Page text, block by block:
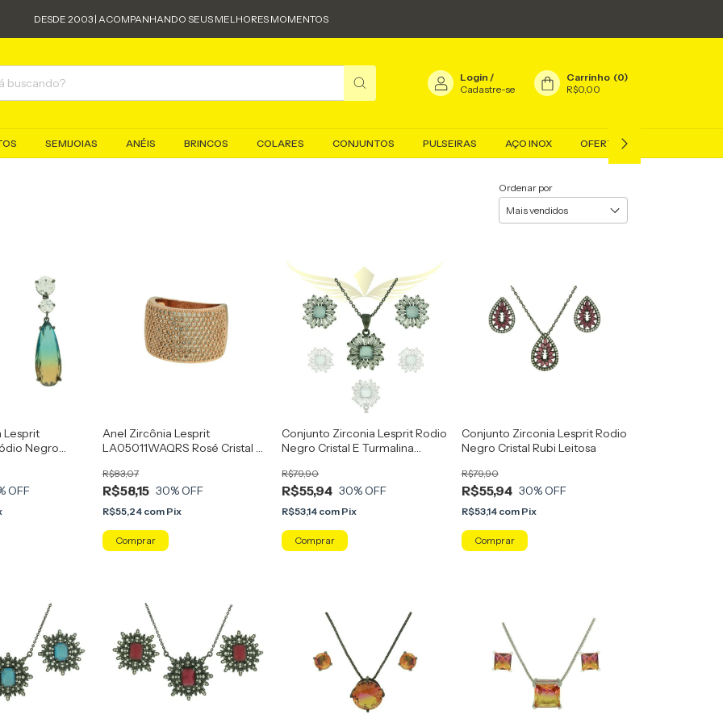
DESDE 2003 | ACOMPANHANDO SEUS MELHORES MOMENTOS
Login /
Cadastre-se
Carrinho (0)
R$0,00
SEMIJOIAS ANÉIS BRINCOS COLARES CONJUNTOS PULSEIRAS AÇO INOX OFERTAS
Ordenar por
Lesprit
Negro
OFF
Anel Zircônia Lesprit
LA05011WAQRS Rosé Cristal E
R$58,15
R$83,07
30% OFF
R$55,24 com Pix
Comprar
Conjunto Zirconia Lesprit Rodio
Negro Cristal E Turmalina
R$55,94
R$79,90
30% OFF
R$53,14 com Pix
Conjunto Zirconia Lesprit Rodio
Negro Cristal Rubi Leitosa
R$55,94
R$79,90
30% OFF
R$53,14 com Pix